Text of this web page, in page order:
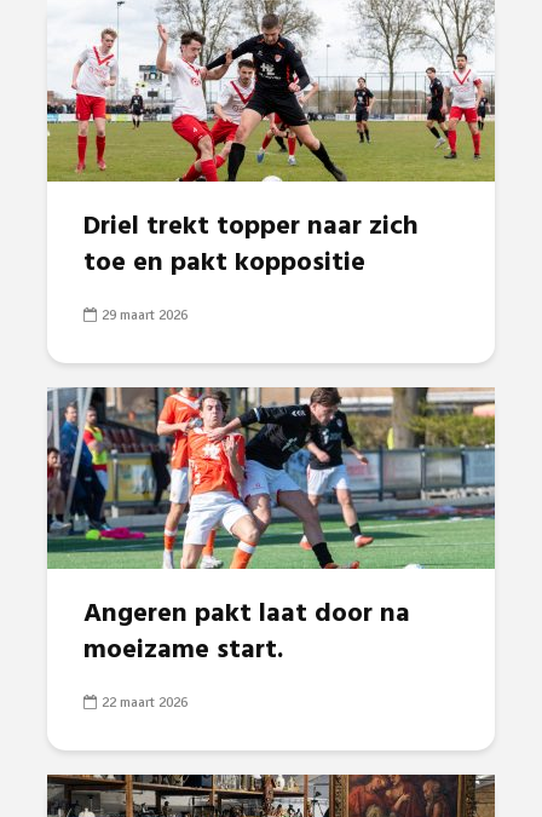
Driel trekt topper naar zich
toe en pakt koppositie
29 maart 2026
Angeren pakt laat door na
moeizame start.
22 maart 2026